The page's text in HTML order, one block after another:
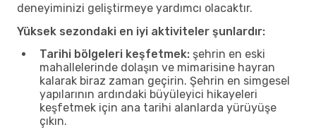
deneyiminizi geliştirmeye yardımcı olacaktır.
Yüksek sezondaki en iyi aktiviteler şunlardır:
Tarihi bölgeleri keşfetmek: şehrin en eski
mahallelerinde dolaşın ve mimarisine hayran
kalarak biraz zaman geçirin. Şehrin en simgesel
yapılarının ardındaki büyüleyici hikayeleri
keşfetmek için ana tarihi alanlarda yürüyüşe
çıkın.